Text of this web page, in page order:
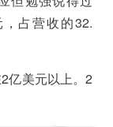
占营收的32.
亿美元以上。2